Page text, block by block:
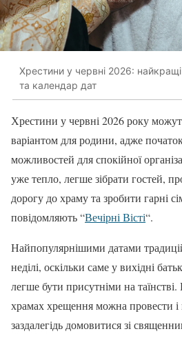
Хрестини у червні 2026:
та календар дат
Хрестини у червні 2026 року
варіантом для родини, адже
можливостей для спокійної
уже тепло, легше зібрати гостей,
дорогу до храму та зробити гарні
повідомляють “Вечірні Вісті“.
Найпопулярнішими датами
неділі, оскільки саме у вихідні
легше бути присутніми на
храмах хрещення можна провести і
заздалегідь домовитися зі